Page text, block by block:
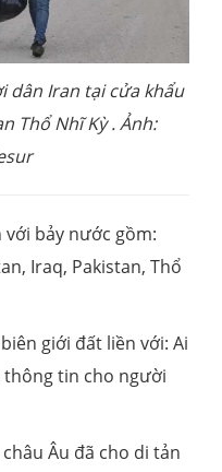
dân Iran tại cửa khẩu
Thổ Nhĩ Kỳ . Ảnh:
bảy nước gồm:
Iraq, Pakistan, Thổ
giới đất liền với: Ai
thông tin cho người
Âu đã cho di tản